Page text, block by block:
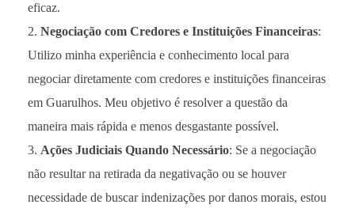
eficaz.
Negociação com Credores e Instituições Financeiras:
Utilizo minha experiência e conhecimento local para
negociar diretamente com credores e instituições financeiras
em Guarulhos. Meu objetivo é resolver a questão da
maneira mais rápida e menos desgastante possível.
Ações Judiciais Quando Necessário: Se a negociação
não resultar na retirada da negativação ou se houver
necessidade de buscar indenizações por danos morais, estou